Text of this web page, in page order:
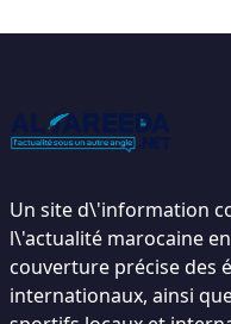
Un site d\'information
l\'actualité marocaine
couverture précise des
internationaux, ainsi